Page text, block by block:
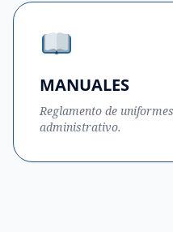
MANUALES
Reglamento de
administrativo.